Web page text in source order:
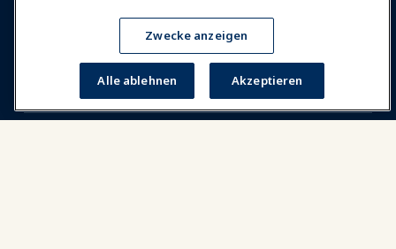
News & FunweltZwecke anzeigen
Alle ablehnen Akzeptieren